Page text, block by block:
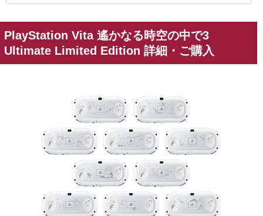
PlayStation Vita 遙かなる時空の中で3
Ultimate Limited Edition 詳細・ご購入